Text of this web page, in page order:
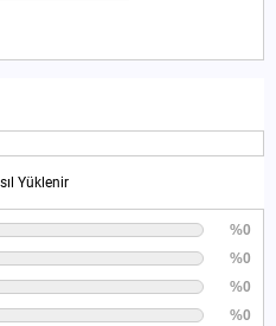
Yüklenir
%0
%0
%0
%0